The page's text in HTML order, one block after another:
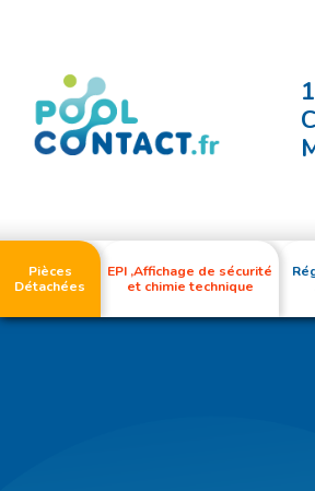
Pièces
Détachées
EPI ,Affichage de sécurité
et chimie technique